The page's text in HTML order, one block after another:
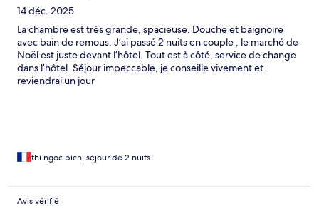
14 déc. 2025
La chambre est très grande, spacieuse. Douche et baignoire
avec bain de remous. J’ai passé 2 nuits en couple , le marché de
Noël est juste devant l’hôtel. Tout est à côté, service de change
dans l’hôtel. Séjour impeccable, je conseille vivement et
reviendrai un jour
thi ngoc bich, séjour de 2 nuits
Avis vérifié